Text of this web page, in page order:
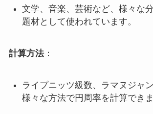
文学、音楽、芸術など、様々な
題材として使われています。
計算方法：
ライプニッツ級数、ラマヌジャ
様々な方法で円周率を計算できま